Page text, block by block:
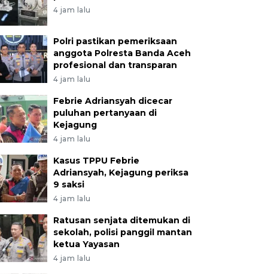
4 jam lalu
Polri pastikan pemeriksaan
anggota Polresta Banda Aceh
profesional dan transparan
4 jam lalu
Febrie Adriansyah dicecar
puluhan pertanyaan di
Kejagung
4 jam lalu
Kasus TPPU Febrie
Adriansyah, Kejagung periksa
9 saksi
4 jam lalu
Ratusan senjata ditemukan di
sekolah, polisi panggil mantan
ketua Yayasan
4 jam lalu